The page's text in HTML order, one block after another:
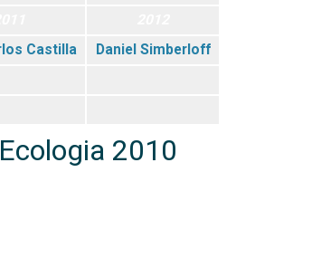
Castilla
Daniel Simberloff
2010